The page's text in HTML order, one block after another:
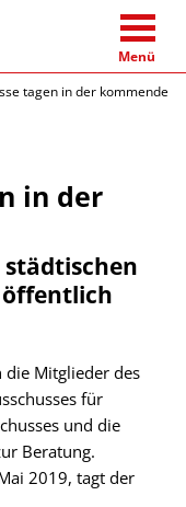
Menü
tagen in der kommenden
in der
die Mitglieder des
für
und die
Beratung.
2019, tagt der